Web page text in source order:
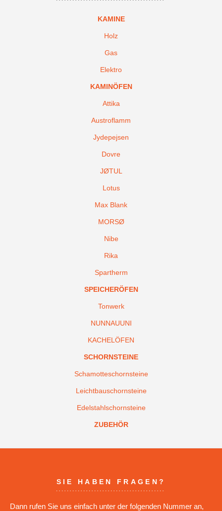
KAMINE
Holz
Gas
Elektro
KAMINÖFEN
Attika
Austroflamm
Jydepejsen
Dovre
JØTUL
Lotus
Max Blank
MORSØ
Nibe
Rika
Spartherm
SPEICHERÖFEN
Tonwerk
NUNNAUUNI
KACHELÖFEN
SCHORNSTEINE
Schamotteschornsteine
Leichtbauschornsteine
Edelstahlschornsteine
ZUBEHÖR
SIE HABEN FRAGEN?
Dann rufen Sie uns einfach unter der folgenden Nummer an,